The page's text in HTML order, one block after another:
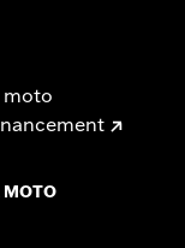
moto
MOTO